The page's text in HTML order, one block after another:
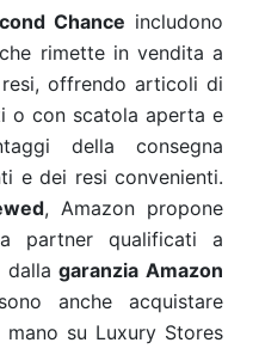
Chance includono
rimette in vendita a
offrendo articoli di
o con scatola aperta e
della consegna
e dei resi convenienti.
, Amazon propone
partner qualificati a
garanzia Amazon
anche acquistare
su Luxury Stores